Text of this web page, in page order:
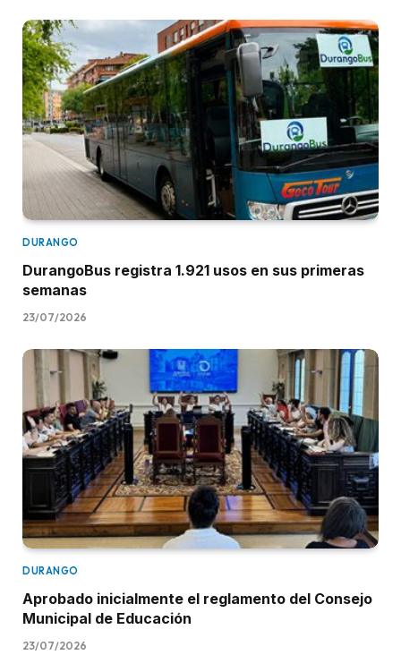
DURANGO
DurangoBus registra 1.921 usos en sus primeras
semanas
23/07/2026
DURANGO
Aprobado inicialmente el reglamento del Consejo
Municipal de Educación
23/07/2026